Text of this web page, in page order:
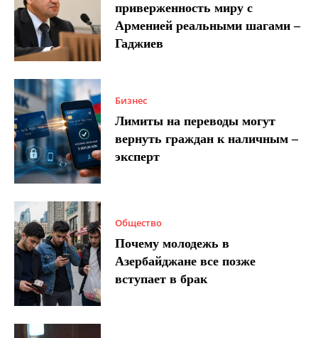
приверженность миру с
Арменией реальными шагами –
Гаджиев
Бизнес
Лимиты на переводы могут
вернуть граждан к наличным –
эксперт
Общество
Почему молодежь в
Азербайджане все позже
вступает в брак